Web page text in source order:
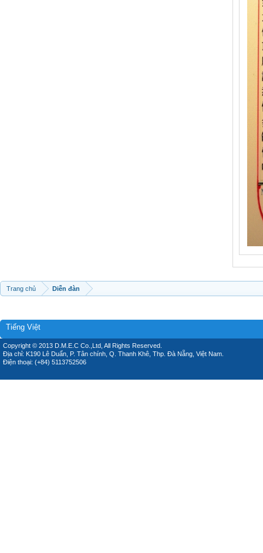
Trang chủ Diễn đàn
Tiếng Việt
Copyright © 2013 D.M.E.C Co.,Ltd, All Rights Reserved.
Địa chỉ: K190 Lê Duẩn, P. Tân chính, Q. Thanh Khê, Thp. Đà Nẵng, Việt Nam.
Điện thoại: (+84) 5113752506